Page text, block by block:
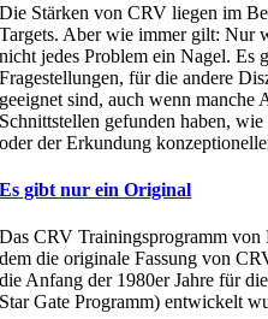
Die Stärken von CRV liegen im
Targets. Aber wie immer gilt: Nur
nicht jedes Problem ein Nagel. Es
Fragestellungen, für die andere
geeignet sind, auch wenn
Schnittstellen gefunden haben,
oder der Erkundung
Es gibt nur ein Original
Das CRV Trainingsprogramm
dem die originale Fassung von
die Anfang der 1980er Jahre für
Star Gate Programm) entwickelt